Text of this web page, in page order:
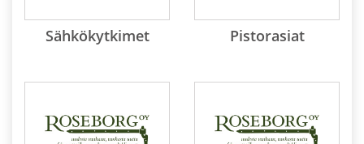
Sähkökytkimet Pistorasiat